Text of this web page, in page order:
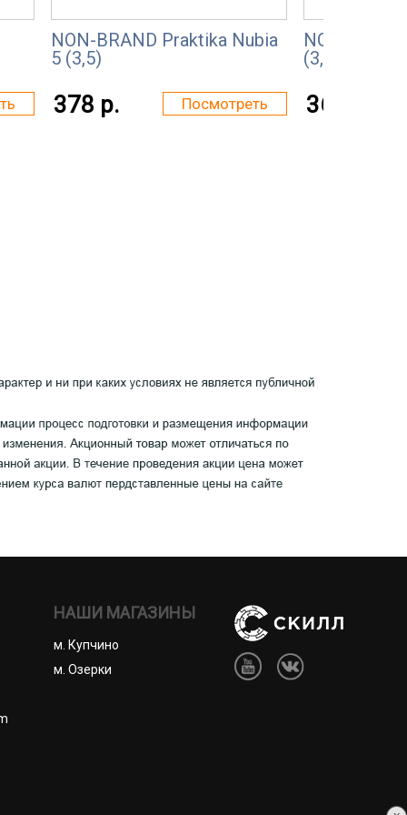
NON-BRAND Praktika Nubia
5 (3,5)
378 р. Посмотреть
NON-
(3,5)
367 р.
НАШИ МАГАЗИНЫ
м. Купчино
м. Озерки